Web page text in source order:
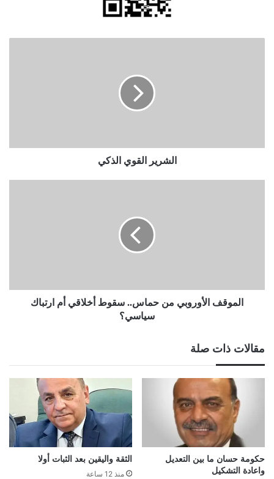
الشرير القوي الذكي
سياسي؟
الموقف الأوروبي من حماس.. سقوط أخلاقي أم ارتباك
سياسي؟
مقالات ذات صلة
حكومة حسان ما بين التعديل
واعادة التشكيل
الثقة واليقين بعد الثبات أولا
منذ 12 ساعة